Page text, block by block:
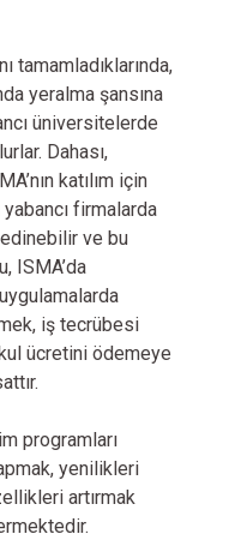
tamamladıklarında,
yeralma şansına
üniversitelerde
Dahası,
katılım için
yabancı firmalarda
ve bu
ISMA’da
iş tecrübesi
ücretini ödemeye
programları
yenilikleri
artırmak